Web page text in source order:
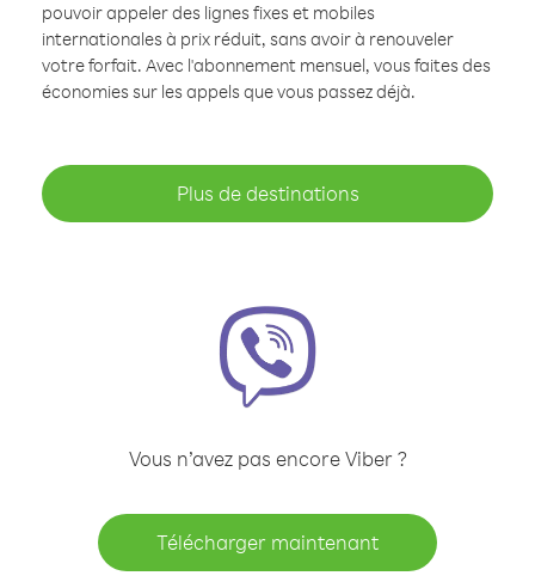
pouvoir appeler des lignes fixes et mobiles
internationales à prix réduit, sans avoir à renouveler
votre forfait. Avec l'abonnement mensuel, vous faites des
économies sur les appels que vous passez déjà.
Plus de destinations
Vous n’avez pas encore Viber ?
Télécharger maintenant